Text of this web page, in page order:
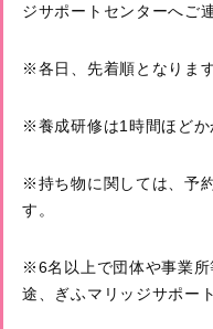
ジサポートセンターへご
※各日、先着順となります
※養成研修は1時間ほどか
※持ち物に関しては、予
す。
※6名以上で団体や事業所
途、ぎふマリッジサポー